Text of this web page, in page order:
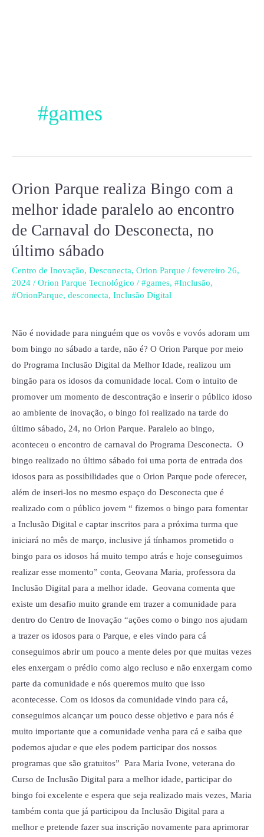
#games
Orion Parque realiza Bingo com a
melhor idade paralelo ao encontro
de Carnaval do Desconecta, no
último sábado
Centro de Inovação, Desconecta, Orion Parque / fevereiro 26,
2024 / Orion Parque Tecnológico / #games, #Inclusão,
#OrionParque, desconecta, Inclusão Digital
Não é novidade para ninguém que os vovôs e vovós adoram um
bom bingo no sábado a tarde, não é? O Orion Parque por meio
do Programa Inclusão Digital da Melhor Idade, realizou um
bingão para os idosos da comunidade local. Com o intuito de
promover um momento de descontração e inserir o público idoso
ao ambiente de inovação, o bingo foi realizado na tarde do
último sábado, 24, no Orion Parque. Paralelo ao bingo,
aconteceu o encontro de carnaval do Programa Desconecta. O
bingo realizado no último sábado foi uma porta de entrada dos
idosos para as possibilidades que o Orion Parque pode oferecer,
além de inseri-los no mesmo espaço do Desconecta que é
realizado com o público jovem “ fizemos o bingo para fomentar
a Inclusão Digital e captar inscritos para a próxima turma que
iniciará no mês de março, inclusive já tínhamos prometido o
bingo para os idosos há muito tempo atrás e hoje conseguimos
realizar esse momento” conta, Geovana Maria, professora da
Inclusão Digital para a melhor idade. Geovana comenta que
existe um desafio muito grande em trazer a comunidade para
dentro do Centro de Inovação “ações como o bingo nos ajudam
a trazer os idosos para o Parque, e eles vindo para cá
conseguimos abrir um pouco a mente deles por que muitas vezes
eles enxergam o prédio como algo recluso e não enxergam como
parte da comunidade e nós queremos muito que isso
acontecesse. Com os idosos da comunidade vindo para cá,
conseguimos alcançar um pouco desse objetivo e para nós é
muito importante que a comunidade venha para cá e saiba que
podemos ajudar e que eles podem participar dos nossos
programas que são gratuitos” Para Maria Ivone, veterana do
Curso de Inclusão Digital para a melhor idade, participar do
bingo foi excelente e espera que seja realizado mais vezes, Maria
também conta que já participou da Inclusão Digital para a
melhor e pretende fazer sua inscrição novamente para aprimorar
Orion
Parque
realiza
Bingo
com
a
melhor
idade
ao
encontro
de
Carnaval
Desconecta,
no
último
sábado